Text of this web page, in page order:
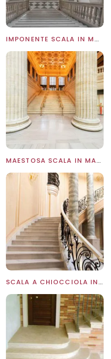
IMPONENTE SCALA IN MARMO DI UN PALAZZO STORICO CON BALAUSTRE
MAESTOSA SCALA IN MARMO TRAVERTINO
SCALA A CHIOCCIOLA IN MARMO BIANCO FINEMENTE LAVORATA